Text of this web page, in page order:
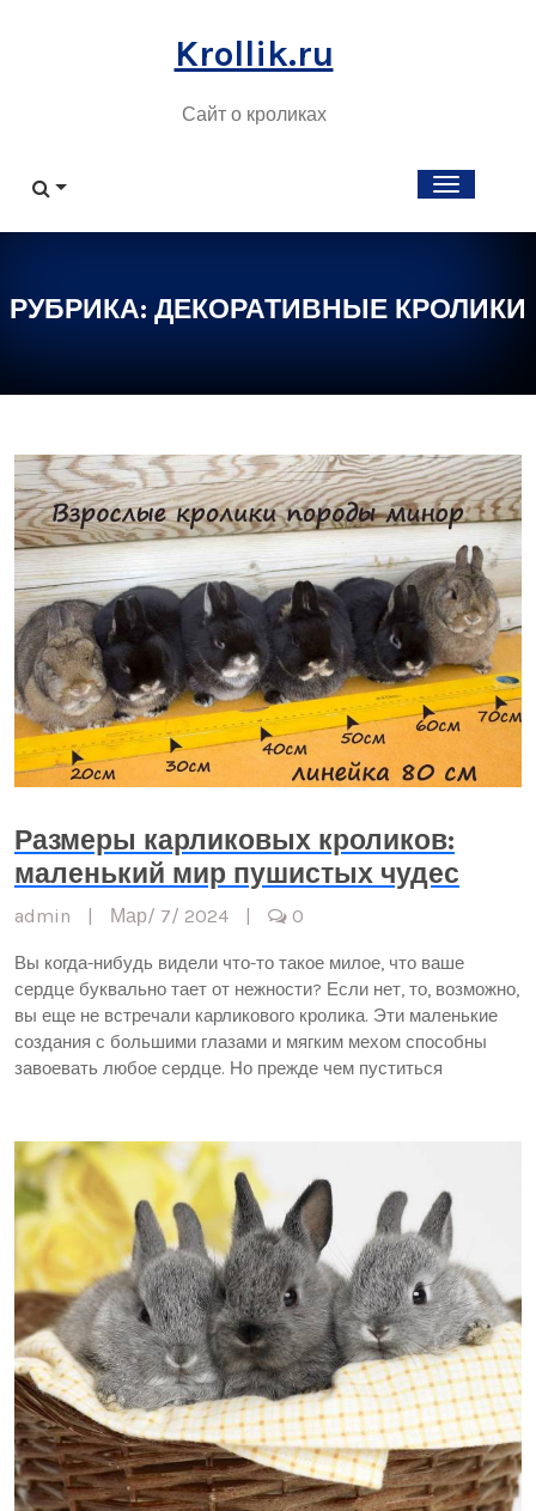
Krollik.ru
Сайт о кроликах
РУБРИКА: ДЕКОРАТИВНЫЕ КРОЛИКИ
Размеры карликовых кроликов:
маленький мир пушистых чудес
admin Мар/ 7/ 2024 0
Вы когда-нибудь видели что-то такое милое, что ваше
сердце буквально тает от нежности? Если нет, то, возможно,
вы еще не встречали карликового кролика. Эти маленькие
создания с большими глазами и мягким мехом способны
завоевать любое сердце. Но прежде чем пуститься